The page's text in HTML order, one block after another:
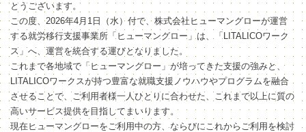
とうございます。
この度、2026年4月1日（水）付で、株式会社ヒューマングローが運営
する就労移行支援事業所「ヒューマングロー」は、「LITALICOワーク
ス」へ、運営を統合する運びとなりました。
これまで各地域で「ヒューマングロー」が培ってきた支援の強みと、
LITALICOワークスが持つ豊富な就職支援ノウハウやプログラムを融合
させることで、ご利用者様一人ひとりに合わせた、これまで以上に質の
高いサービス提供を目指してまいります。
現在ヒューマングローをご利用中の方、ならびにこれからご利用を検討